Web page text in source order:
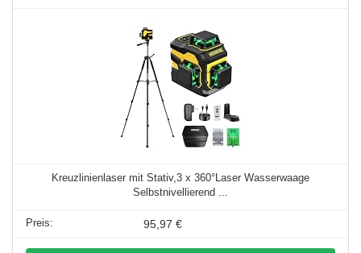
Kreuzlinienlaser mit Stativ,3 x 360°Laser Wasserwaage
Selbstnivellierend ...
95,97 €